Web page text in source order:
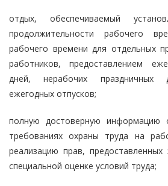
отдых, обеспечиваемый
продолжительности рабочего
рабочего времени для отдельных
работников, предоставлением
дней, нерабочих праздничных
ежегодных отпусков;
полную достоверную информацию
требованиях охраны труда на
реализацию прав, предоставленных
специальной оценке условий труда;